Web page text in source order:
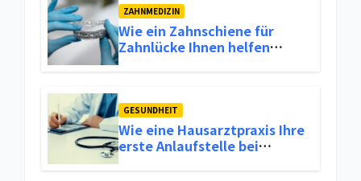
ZAHNMEDIZIN
Wie ein Zahnschiene für
Zahnlücke Ihnen helfen
GESUNDHEIT
Wie eine Hausarztpraxis Ihre
erste Anlaufstelle bei